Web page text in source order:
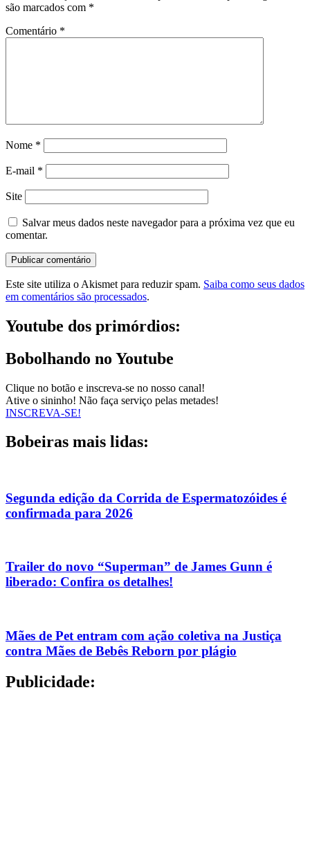
são marcados com *
Comentário *
Nome *
E-mail *
Site
Salvar meus dados neste navegador para a próxima vez que eu
comentar.
Este site utiliza o Akismet para reduzir spam. Saiba como seus dados
em comentários são processados.
Youtube dos primórdios:
Bobolhando no Youtube
Clique no botão e inscreva-se no nosso canal!
Ative o sininho! Não faça serviço pelas metades!
INSCREVA-SE!
Bobeiras mais lidas:
Segunda edição da Corrida de Espermatozóides é
confirmada para 2026
Trailer do novo “Superman” de James Gunn é
liberado: Confira os detalhes!
Mães de Pet entram com ação coletiva na Justiça
contra Mães de Bebês Reborn por plágio
Publicidade: